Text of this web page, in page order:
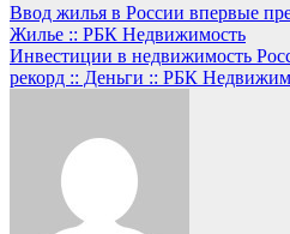
Навигация
по
записям
Ввод жилья в России впервые
Жилье :: РБК Недвижимость
Инвестиции в недвижимость
рекорд :: Деньги :: РБК